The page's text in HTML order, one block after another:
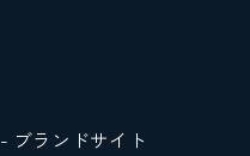
- ブランドサイト